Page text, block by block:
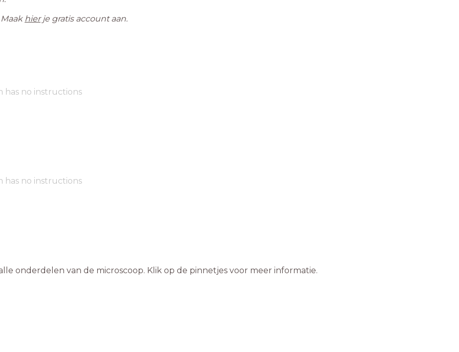
hierje gratis account aan.
has no instructions
has no instructions
onderdelen van de microscoop. Klik op de pinnetjes voor meer informatie.